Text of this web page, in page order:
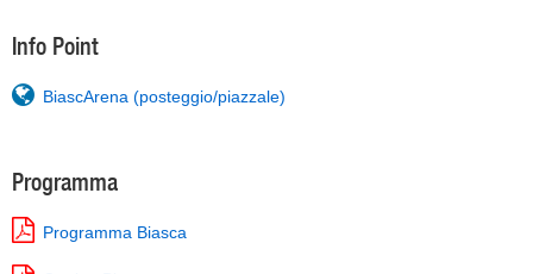
Info Point
BiascArena (posteggio/piazzale)
Programma
Programma Biasca